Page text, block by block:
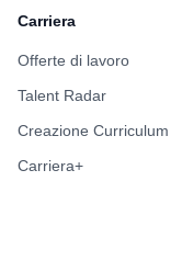
Carriera
Offerte di lavoro
Talent Radar
Creazione Curriculum
Carriera+